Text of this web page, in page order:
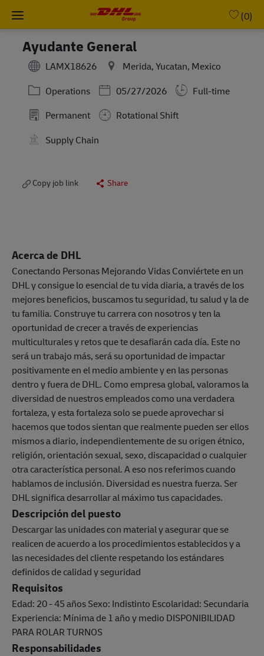
Skip to main content
(0)
Ayudante General
LAMX18626
Merida, Yucatan, Mexico
Category
Operations Posted Date
05/27/2026
Full-time
Permanent
Rotational Shift
Supply Chain
Copy job link Share
Acerca de DHL
Conectando Personas Mejorando Vidas Conviértete en un
DHL y consigue lo esencial de tu vida diaria, a través de los
mejores beneficios, buscamos tu seguridad, tu salud y la de
tu familia. Construye tu carrera con nosotros y ten la
oportunidad de crecer a través de experiencias
multiculturales y retos que te desafiarán cada día. Este no
será un trabajo más, será su oportunidad de impactar
positivamente en el medio ambiente y en las personas
dentro y fuera de DHL. Como empresa global, valoramos la
diversidad de nuestros empleados como una verdadera
fortaleza, y esta fortaleza solo se puede aprovechar si
hacemos que todos sientan que realmente pueden ser ellos
mismos a diario, independientemente de su origen étnico,
religión, orientación sexual, sexo, discapacidad o cualquier
otra característica personal. A eso nos referimos cuando
hablamos de inclusión. Diversidad es nuestra fuerza. Ser
DHL significa desarrollar al máximo tus capacidades.
Descripción del puesto
Descargar las unidades con material y asegurar que se
realicen de acuerdo a los procedimientos establecidos y a
las necesidades del cliente respetando los estándares
definidos de calidad y seguridad
Requisitos
Edad: 20 - 45 años Sexo: Indistinto Escolaridad: Secundaria
Experiencia: Mínima de 1 año y medio DISPONIBILIDAD
PARA ROLAR TURNOS
Responsabilidades